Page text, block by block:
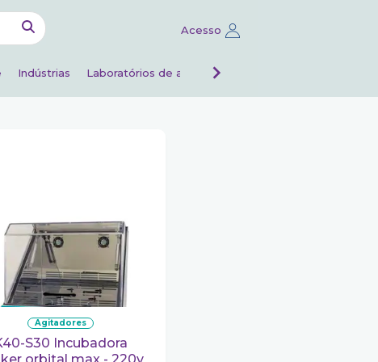
Acesso
Indústrias Laboratórios de análises
agitadores